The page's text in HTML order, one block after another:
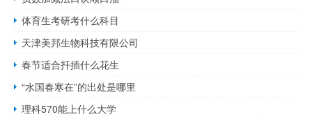
体育生考研考什么科目
天津美邦生物科技有限公司
春节适合扦插什么花生
“水国春寒在”的出处是哪里
理科570能上什么大学